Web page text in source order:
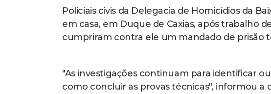
Policiais civis da Delegacia de Homicídios da
em casa, em Duque de Caxias, após trabalho
cumpriram contra ele um mandado de prisão
"As investigações continuam para identificar
como concluir as provas técnicas", informou a